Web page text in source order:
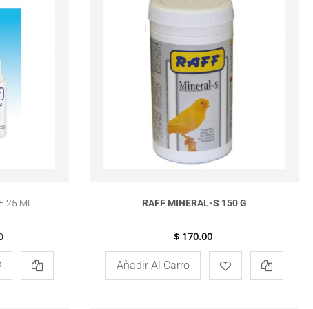
25 ML RAFF MINERAL-S 150 G
$ 170.00
Añadir Al Carro